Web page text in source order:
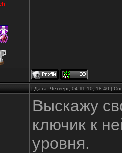
| Дата: Четверг, 04.11.10, 18:40 |
Выскажу
ключик к
уровня.